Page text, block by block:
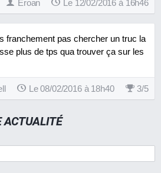
Eroan Le 12/02/2016 à 16h46
franchement pas chercher un truc la
plus de tps qua trouver ça sur les
Le 08/02/2016 à 18h40 3/5
ACTUALITÉ